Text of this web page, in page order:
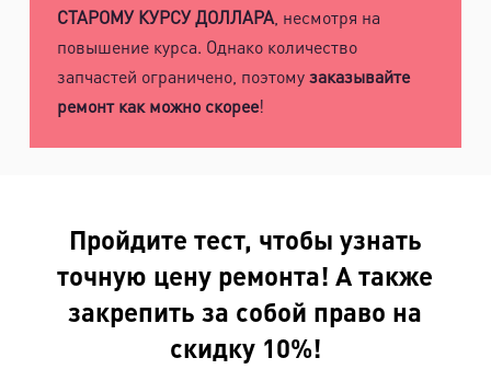
СТАРОМУ КУРСУ ДОЛЛАРА, несмотря на
повышение курса. Однако количество
запчастей ограничено, поэтомузаказывайте
ремонт как можно скорее!
Пройдите тест, чтобы узнать
точную цену ремонта! А также
закрепить за собой право на
скидку 10%!